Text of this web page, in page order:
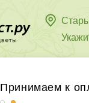
Бесплатная
Принимаем к